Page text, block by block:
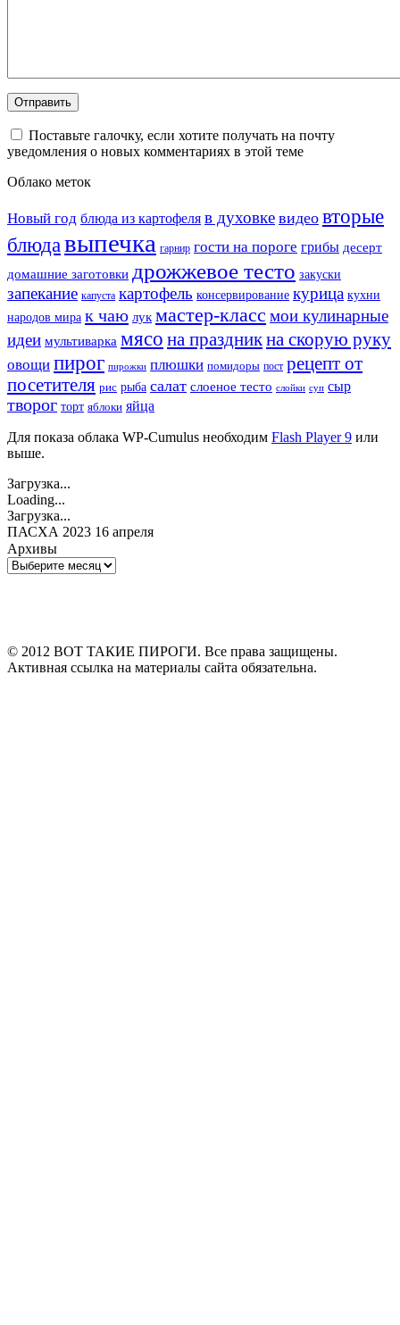
Поставьте галочку, если хотите получать на почту
уведомления о новых комментариях в этой теме
Облако меток
Новый год блюда из картофеля в духовке видео вторые
блюдавыпечка гарнир гости на пороге грибы десерт
домашние заготовки дрожжевое тесто закуски
запекание капуста картофель консервирование курица кухни
народов мира к чаю лук мастер-класс мои кулинарные
идеи мультиварка мясо на праздникна скорую руку
овощи пирог пирожки плюшки помидоры пост рецепт от
посетителя рис рыба салат слоеное тесто слойки суп сыр
творог торт яблоки яйца
Для показа облака WP-Cumulus необходим Flash Player 9 или
выше.
Загрузка...
Loading...
Загрузка...
ПАСХА 2023 16 апреля
Архивы
Архивы
© 2012 ВОТ ТАКИЕ ПИРОГИ. Все права защищены.
Активная ссылка на материалы сайта обязательна.